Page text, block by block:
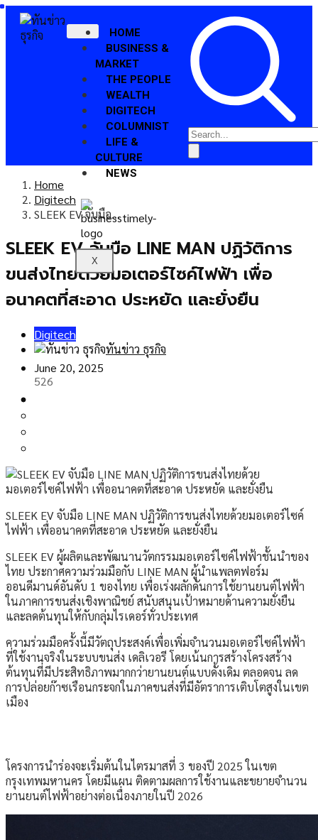
HOME
BUSINESS &
MARKET
THE PEOPLE
WEALTH
DIGITECH
COLUMNIST
LIFE &
CULTURE
NEWS
X
Home
Digitech
SLEEK EV จับมือ…
SLEEK EV จับมือ LINE MAN ปฏิวัติการ
ขนส่งไทยด้วยมอเตอร์ไซค์ไฟฟ้า เพื่อ
อนาคตที่สะอาด ประหยัด และยั่งยืน
Digitech
ทันข่าว ธุรกิจ
June 20, 2025
526
SLEEK EV จับมือ LINE MAN ปฏิวัติการขนส่งไทยด้วยมอเตอร์ไซค์
ไฟฟ้า เพื่ออนาคตที่สะอาด ประหยัด และยั่งยืน
SLEEK EV ผู้ผลิตและพัฒนานวัตกรรมมอเตอร์ไซค์ไฟฟ้าชั้นนำของ
ไทย ประกาศความร่วมมือกับ LINE MAN ผู้นำแพลตฟอร์ม
ออนดีมานด์อันดับ 1 ของไทย เพื่อเร่งผลักดันการใช้ยานยนต์ไฟฟ้า
ในภาคการขนส่งเชิงพาณิชย์ สนับสนุนเป้าหมายด้านความยั่งยืน
และลดต้นทุนให้กับกลุ่มไรเดอร์ทั่วประเทศ
ความร่วมมือครั้งนี้มีวัตถุประสงค์เพื่อเพิ่มจำนวนมอเตอร์ไซค์ไฟฟ้า
ที่ใช้งานจริงในระบบขนส่ง เดลิเวอรี โดยเน้นการสร้างโครงสร้าง
ต้นทุนที่มีประสิทธิภาพมากกว่ายานยนต์แบบดั้งเดิม ตลอดจน ลด
การปล่อยก๊าซเรือนกระจกในภาคขนส่งที่มีอัตราการเติบโตสูงในเขต
เมือง
โครงการนำร่องจะเริ่มต้นในไตรมาสที่ 3 ของปี 2025 ในเขต
กรุงเทพมหานคร โดยมีแผน ติดตามผลการใช้งานและขยายจำนวน
ยานยนต์ไฟฟ้าอย่างต่อเนื่องภายในปี 2026